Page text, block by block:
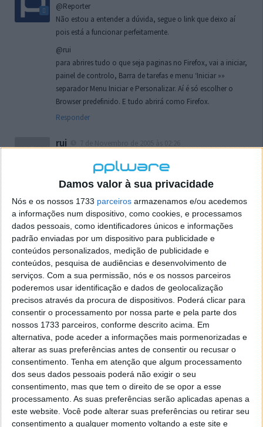
Damos valor à sua privacidade
Nós e os nossos 1733 parceiros armazenamos e/ou acedemos
a informações num dispositivo, como cookies, e processamos
dados pessoais, como identificadores únicos e informações
padrão enviadas por um dispositivo para publicidade e
conteúdos personalizados, medição de publicidade e
conteúdos, pesquisa de audiências e desenvolvimento de
serviços. Com a sua permissão, nós e os nossos parceiros
poderemos usar identificação e dados de geolocalização
precisos através da procura de dispositivos. Poderá clicar para
consentir o processamento por nossa parte e pela parte dos
nossos 1733 parceiros, conforme descrito acima. Em
alternativa, pode aceder a informações mais pormenorizadas e
alterar as suas preferências antes de consentir ou recusar o
consentimento. Tenha em atenção que algum processamento
dos seus dados pessoais poderá não exigir o seu
consentimento, mas que tem o direito de se opor a esse
processamento. As suas preferências serão aplicadas apenas a
este website. Você pode alterar suas preferências ou retirar seu
consentimento a qualquer momento voltando a este site e
@Reporter
Não estou a entender a dúvida, segue o link que deixo aí
pois está a funcionar perfeitamente.
@rui
para abrires tudo o que seja paginas no Firefox, vai a iniciar,
painel de controlo, Barra de tarefas e menu ‘Iniciar »»
separador Menu Iniciar e Personalizar. Aí é só escolher o
Browser predefinido. E tudo abrirá como Firefox.
Responder
rui
localizaçao referida n se encontra la nada k me permita por
o firefox como browser predefenido
Ja percorri o painel
tentei apagar o explorer na tentativa de forçar o uso do
firefox mas em vao. Kaso te lembres de outra dica fico
agradecido, caso contrario obrigado a mesma
Responder
Vítor M.
7 de Novembro de 2005 às 01:39
@Reporter
Desculpa mas o link funciona. Seja como for segue por mail
o MSn Messenger 8.
Responder
Vítor M.
@Rui
Tens de encontrar o que te falei. Faz da seguinte maneira,
janela iniciar e no topo dessa janela com o botão direito do
rato faz propriedades. Depois no separador Menu ‘Iniciar’
clica no botão ‘Personalizar’ aí encontrarás no separador